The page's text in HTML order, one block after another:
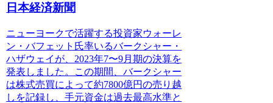
日本経済新聞
ニューヨークで活躍する投資家ウォーレ
ン・バフェット氏率いるバークシャー・
ハザウェイが、2023年7〜9月期の決算を
発表しました。この期間、バークシャー
は株式売買によって約7800億円の売り越
しを記録し、手元資金は過去最高水準と